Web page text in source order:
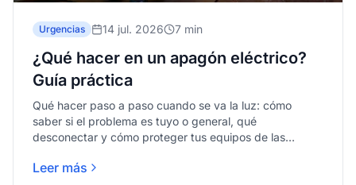
Urgencias 14 jul. 2026 7 min
¿Qué hacer en un apagón eléctrico?
Guía práctica
Qué hacer paso a paso cuando se va la luz: cómo
saber si el problema es tuyo o general, qué
desconectar y cómo proteger tus equipos de las
Leer más